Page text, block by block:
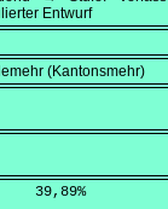
Entwurf
(Kantonsmehr)
    39,89
%